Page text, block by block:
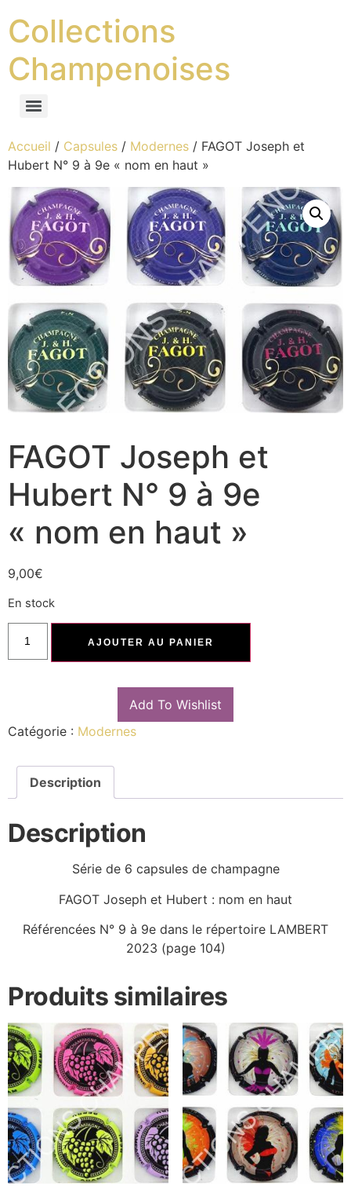
Collections
Champenoises
Accueil / Capsules / Modernes / FAGOT Joseph et
Hubert N° 9 à 9e « nom en haut »
FAGOT Joseph et
Hubert N° 9 à 9e
« nom en haut »
9,00€
En stock
AJOUTER AU PANIER
Add To Wishlist
Catégorie : Modernes
Description
Description
Série de 6 capsules de champagne
FAGOT Joseph et Hubert : nom en haut
Référencées N° 9 à 9e dans le répertoire LAMBERT
2023 (page 104)
Produits similaires